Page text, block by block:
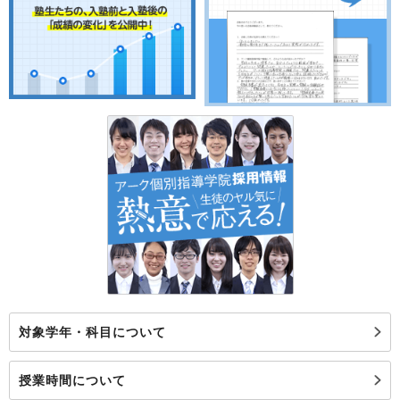
対象学年・科目について
授業時間について